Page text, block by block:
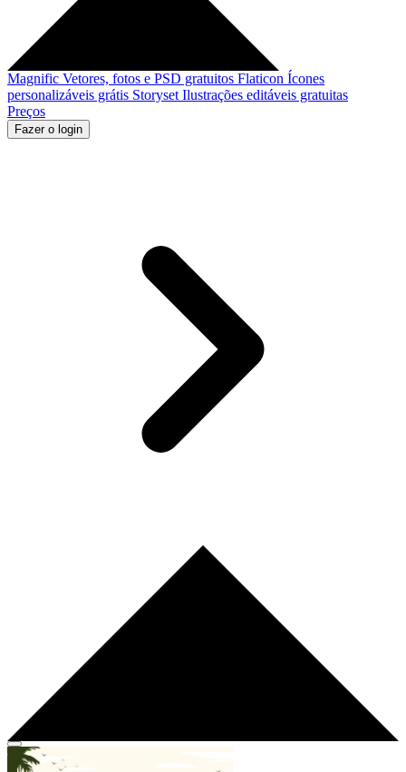
Magnific Vetores, fotos e PSD gratuitos Flaticon Ícones
personalizáveis grátis Storyset Ilustrações editáveis gratuitas
Preços
Fazer o login